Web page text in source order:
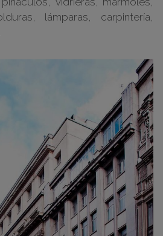
lámparas, carpintería,